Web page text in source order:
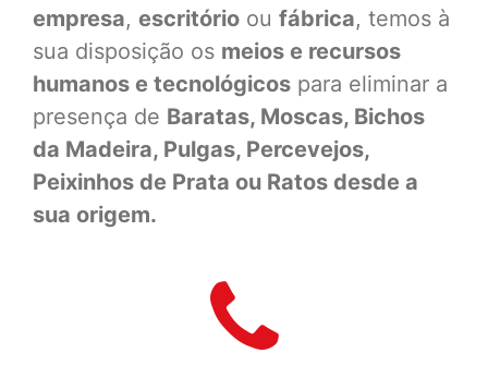
empresa, escritório ou fábrica, temos à
sua disposição os meios e recursos
humanos e tecnológicos para eliminar a
presença de Baratas, Moscas, Bichos
da Madeira, Pulgas, Percevejos,
Peixinhos de Prata ou Ratos desde a
sua origem.